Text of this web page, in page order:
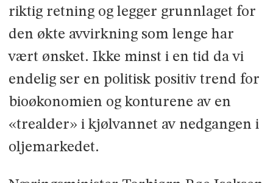
riktig retning og legger grunnlaget for
den økte avvirkning som lenge har
vært ønsket. Ikke minst i en tid da vi
endelig ser en politisk positiv trend for
bioøkonomien og konturene av en
«trealder» i kjølvannet av nedgangen i
oljemarkedet.